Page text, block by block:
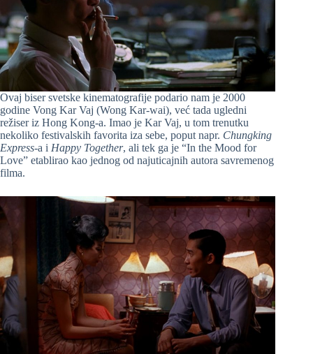
Ovaj biser svetske kinematografije podario nam je 2000
godine Vong Kar Vaj (Wong Kar-wai), već tada ugledni
režiser iz Hong Kong-a. Imao je Kar Vaj, u tom trenutku
nekoliko festivalskih favorita iza sebe, poput napr. Chungking
Express-a i Happy Together, ali tek ga je “In the Mood for
Love” etablirao kao jednog od najuticajnih autora savremenog
filma.